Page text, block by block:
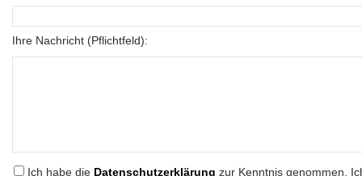
Ihre Nachricht (Pflichtfeld):
Ich habe die Datenschutzerklärung zur Kenntnis genommen.